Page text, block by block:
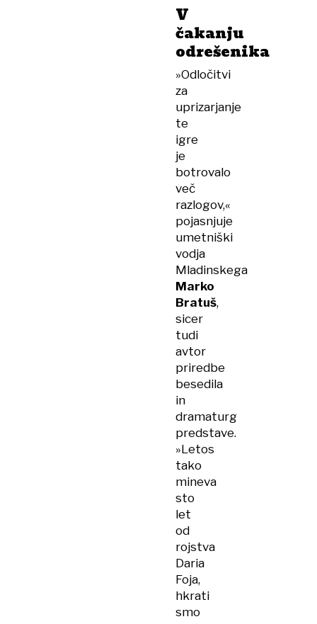
V
čakanju
odrešenika
»Odločitvi
za
uprizarjanje
te
igre
je
botrovalo
več
razlogov,«
pojasnjuje
umetniški
vodja
Mladinskega
Marko
Bratuš,
sicer
tudi
avtor
priredbe
besedila
in
dramaturg
predstave.
»Letos
tako
mineva
sto
let
od
rojstva
Daria
Foja,
hkrati
smo